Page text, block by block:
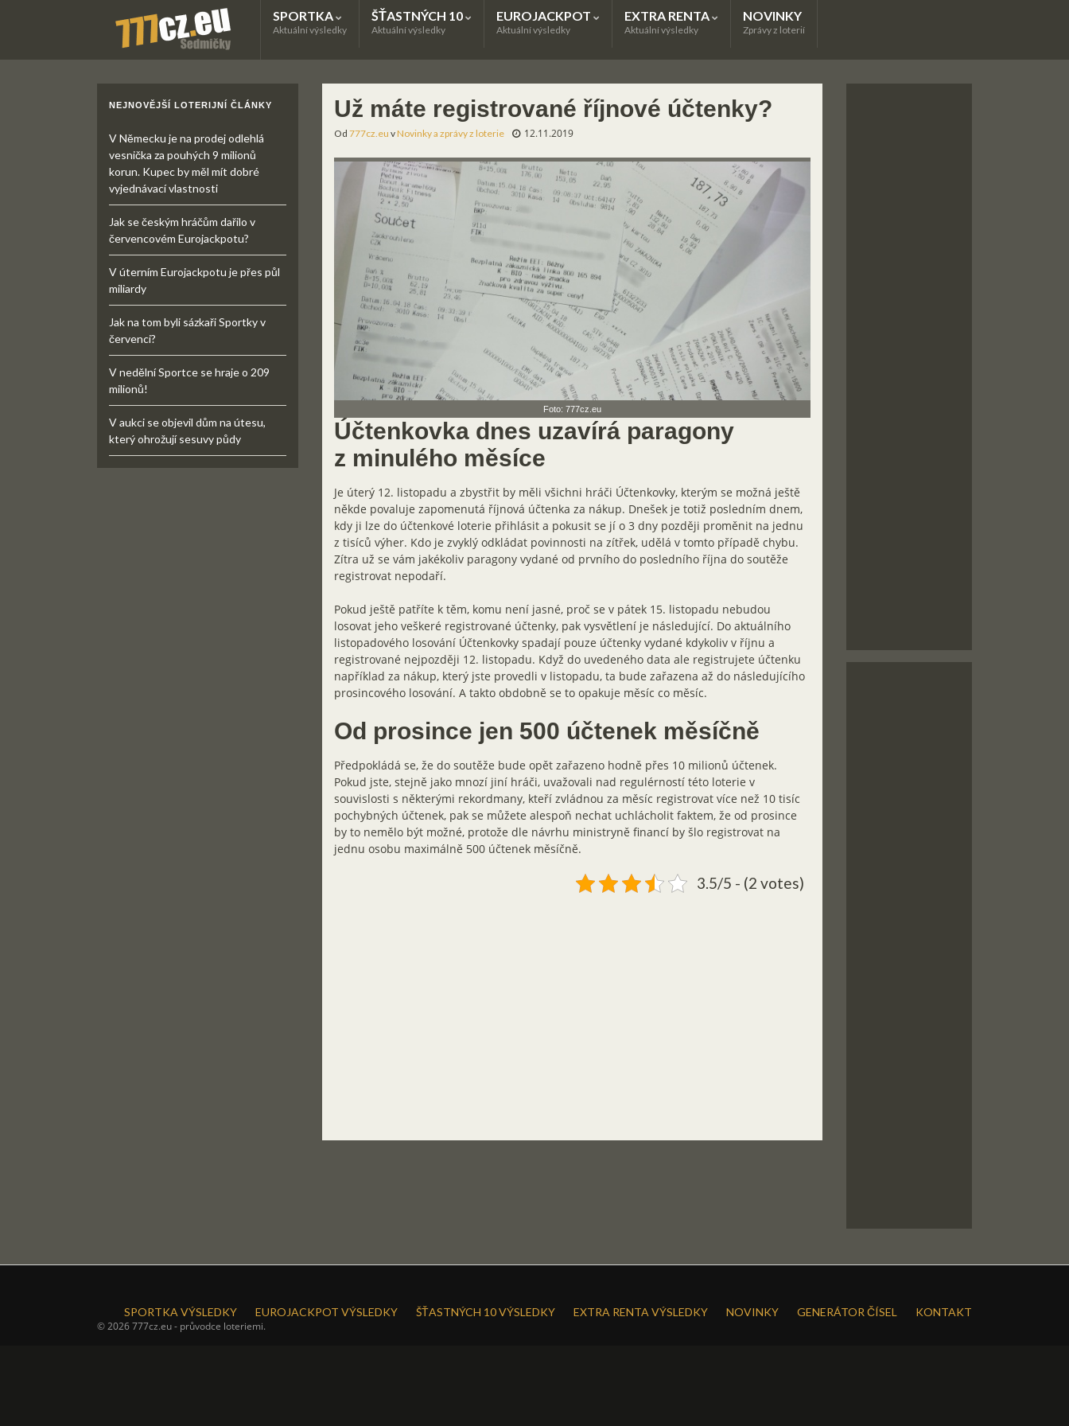
SPORTKA
Aktuální výsledky
ŠŤASTNÝCH 10
Aktuální výsledky
EUROJACKPOT
Aktuální výsledky
EXTRA RENTA
Aktuální výsledky
NOVINKY
Zprávy z loterií
Už máte registrované říjnové účtenky?
Od 777cz.eu vNovinky a zprávy z loterie 12.11.2019
Foto: 777cz.eu
Účtenkovka dnes uzavírá paragony
z minulého měsíce
Je úterý 12. listopadu a zbystřit by měli všichni hráči Účtenkovky, kterým se možná ještě
někde povaluje zapomenutá říjnová účtenka za nákup. Dnešek je totiž posledním dnem,
kdy ji lze do účtenkové loterie přihlásit a pokusit se jí o 3 dny později proměnit na jednu
z tisíců výher. Kdo je zvyklý odkládat povinnosti na zítřek, udělá v tomto případě chybu.
Zítra už se vám jakékoliv paragony vydané od prvního do posledního října do soutěže
registrovat nepodaří.
Pokud ještě patříte k těm, komu není jasné, proč se v pátek 15. listopadu nebudou
losovat jeho veškeré registrované účtenky, pak vysvětlení je následující. Do aktuálního
listopadového losování Účtenkovky spadají pouze účtenky vydané kdykoliv v říjnu a
registrované nejpozději 12. listopadu. Když do uvedeného data ale registrujete účtenku
například za nákup, který jste provedli v listopadu, ta bude zařazena až do následujícího
prosincového losování. A takto obdobně se to opakuje měsíc co měsíc.
Od prosince jen 500 účtenek měsíčně
Předpokládá se, že do soutěže bude opět zařazeno hodně přes 10 milionů účtenek.
Pokud jste, stejně jako mnozí jiní hráči, uvažovali nad regulérností této loterie v
souvislosti s některými rekordmany, kteří zvládnou za měsíc registrovat více než 10 tisíc
pochybných účtenek, pak se můžete alespoň nechat uchlácholit faktem, že od prosince
by to nemělo být možné, protože dle návrhu ministryně financí by šlo registrovat na
jednu osobu maximálně 500 účtenek měsíčně.
3.5/5 - (2 votes)
NEJNOVĚJŠÍ LOTERIJNÍ ČLÁNKY
V Německu je na prodej odlehlá
vesnička za pouhých 9 milionů
korun. Kupec by měl mít dobré
vyjednávací vlastnosti
Jak se českým hráčům dařilo v
červencovém Eurojackpotu?
V úterním Eurojackpotu je přes půl
miliardy
Jak na tom byli sázkaři Sportky v
červenci?
V nedělní Sportce se hraje o 209
milionů!
V aukci se objevil dům na útesu,
který ohrožují sesuvy půdy
SPORTKA VÝSLEDKY EUROJACKPOT VÝSLEDKY ŠŤASTNÝCH 10 VÝSLEDKY EXTRA RENTA VÝSLEDKY NOVINKY GENERÁTOR ČÍSEL
KONTAKT
© 2026 777cz.eu - průvodce loteriemi.